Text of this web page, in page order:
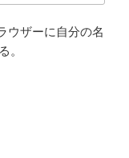
ウザーに自分の名
。